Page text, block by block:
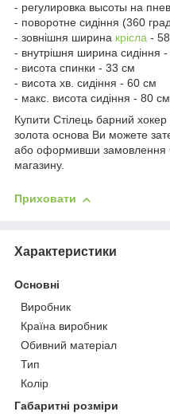
- регулировка высоты на
- поворотне сидіння (360
- зовнішня ширина крісла -
- внутрішня ширина сидіння
- висота спинки - 33 см
- висота хв. сидіння - 60 см
- макс. висота сидіння - 80 см
Купити Стілець барний
золота основа Ви можете
або оформивши замовлення
магазину.
Приховати
Характеристики
Основні
Виробник
Країна виробник
Обивний матеріал
Тип
Колір
Габаритні розміри